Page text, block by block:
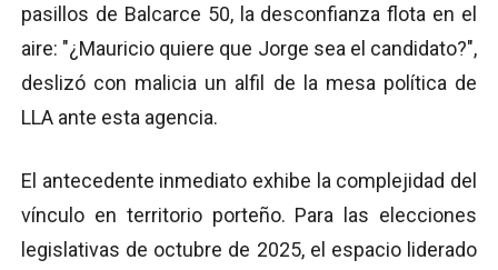
pasillos de Balcarce 50, la desconfianza flota en el
aire: "¿Mauricio quiere que Jorge sea el candidato?",
deslizó con malicia un alfil de la mesa política de
LLA ante esta agencia.
El antecedente inmediato exhibe la complejidad del
vínculo en territorio porteño. Para las elecciones
legislativas de octubre de 2025, el espacio liderado